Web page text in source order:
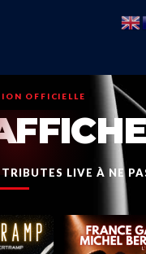
OFFICIELLE
TRIBUTES LIVE À NE